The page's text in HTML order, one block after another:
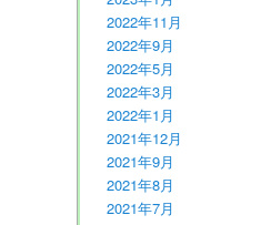
2022年11月
2022年9月
2022年5月
2022年3月
2022年1月
2021年12月
2021年9月
2021年8月
2021年7月